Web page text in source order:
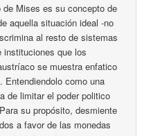
Mises es su concepto de
aquella situación ideal -no
al resto de sistemas
que los
se muestra enfatico
Entendiendolo como una
de limitar el poder politico
su propósito, desmiente
a favor de las monedas